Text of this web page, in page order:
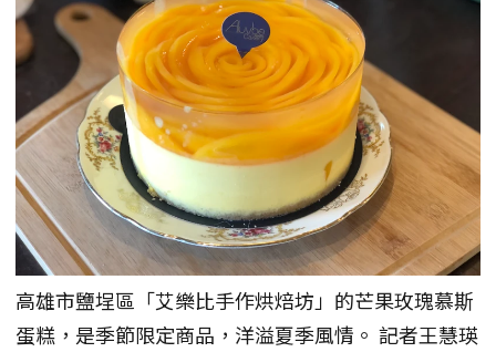
高雄市鹽埕區「艾樂比手作烘焙坊」的芒果玫瑰慕斯
蛋糕，是季節限定商品，洋溢夏季風情。 記者王慧瑛